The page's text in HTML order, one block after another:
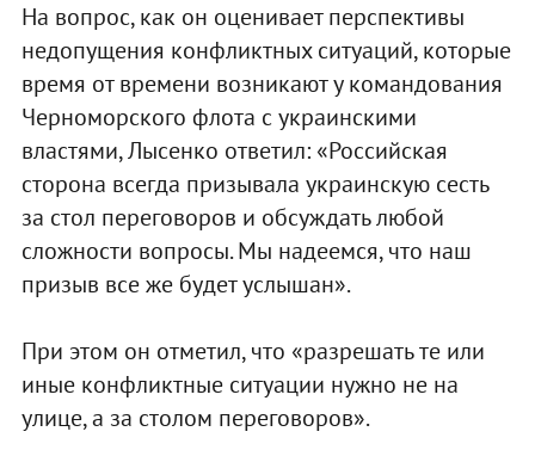
На вопрос, как он оценивает перспективы
недопущения конфликтных ситуаций, которые
время от времени возникают у командования
Черноморского флота с украинскими
властями, Лысенко ответил: «Российская
сторона всегда призывала украинскую сесть
за стол переговоров и обсуждать любой
сложности вопросы. Мы надеемся, что наш
призыв все же будет услышан».
При этом он отметил, что «разрешать те или
иные конфликтные ситуации нужно не на
улице, а за столом переговоров».